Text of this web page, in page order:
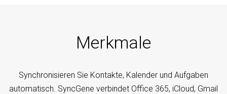
Merkmale
Synchronisieren Sie Kontakte, Kalender und Aufgaben
automatisch. SyncGene verbindet Office 365, iCloud, Gmail